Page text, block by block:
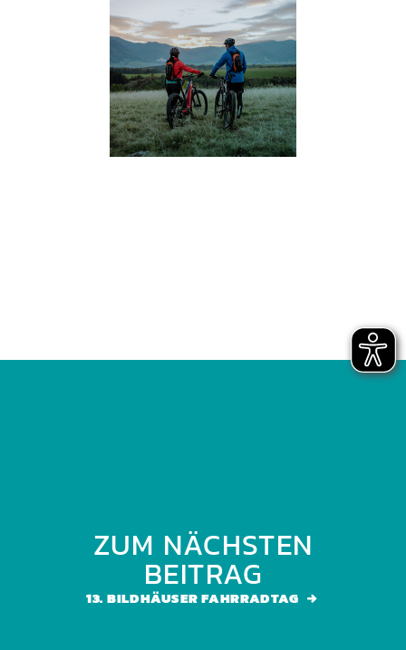
ZUM NÄCHSTEN
BEITRAG
13. BILDHÄUSER FAHRRADTAG